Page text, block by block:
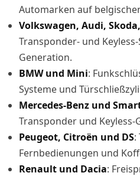
Automarken auf
Volkswagen, Audi,
Transponder- und
Generation.
BMW und Mini:
Systeme und
Mercedes-Benz und
Transponder und Keyless-
Peugeot, Citroën und DS:
Fernbedienungen und
Renault und Dacia: